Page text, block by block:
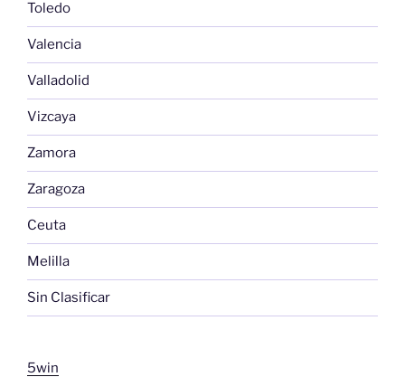
Toledo
Valencia
Valladolid
Vizcaya
Zamora
Zaragoza
Ceuta
Melilla
Sin Clasificar
5win